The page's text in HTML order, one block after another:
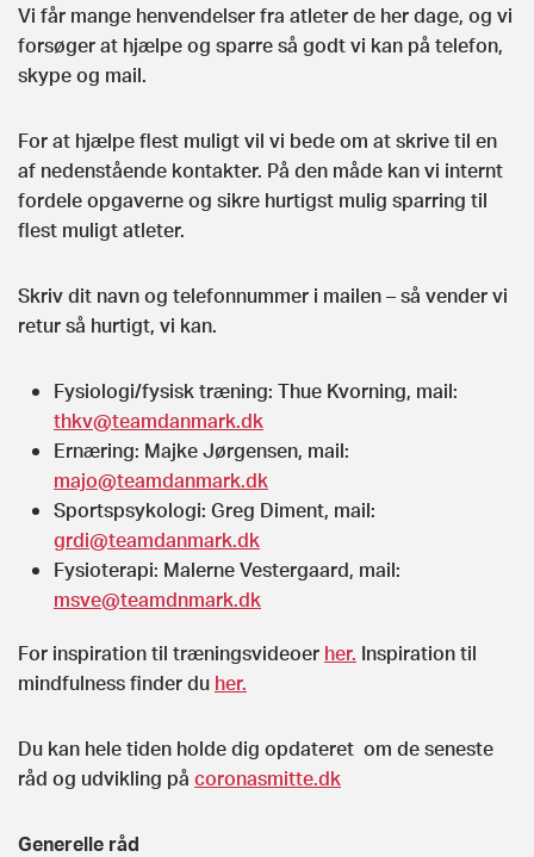
Vi får mange henvendelser fra atleter de her dage, og vi
forsøger at hjælpe og sparre så godt vi kan på telefon,
skype og mail.
For at hjælpe flest muligt vil vi bede om at skrive til en
af nedenstående kontakter. På den måde kan vi internt
fordele opgaverne og sikre hurtigst mulig sparring til
flest muligt atleter.
Skriv dit navn og telefonnummer i mailen – så vender vi
retur så hurtigt, vi kan.
Fysiologi/fysisk træning: Thue Kvorning, mail:
thkv@teamdanmark.dk
Ernæring: Majke Jørgensen, mail:
majo@teamdanmark.dk
Sportspsykologi: Greg Diment, mail:
grdi@teamdanmark.dk
Fysioterapi: Malerne Vestergaard, mail:
msve@teamdnmark.dk
For inspiration til træningsvideoer her. Inspiration til
mindfulness finder du her.
Du kan hele tiden holde dig opdateret om de seneste
råd og udvikling på coronasmitte.dk
Generelle råd